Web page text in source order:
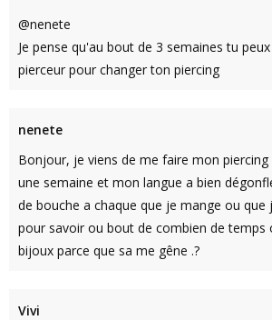
@nenete
Je pense qu'au bout de 3 semaines tu
pierceur pour changer ton piercing
nenete
Bonjour, je viens de me faire mon piercing
une semaine et mon langue a bien
de bouche a chaque que je mange ou
pour savoir ou bout de combien de temps
bijoux parce que sa me gêne .?
Vivi